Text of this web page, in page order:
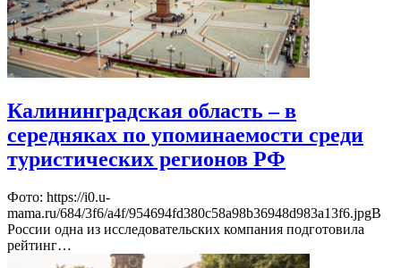
Калининградская область – в
середняках по упоминаемости среди
туристических регионов РФ
Фото: https://i0.u-
mama.ru/684/3f6/a4f/954694fd380c58a98b36948d983a13f6.jpgВ
России одна из исследовательских компания подготовила
рейтинг…